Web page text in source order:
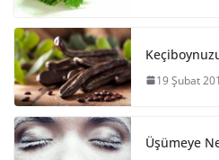
19 Şubat
Üşümeye